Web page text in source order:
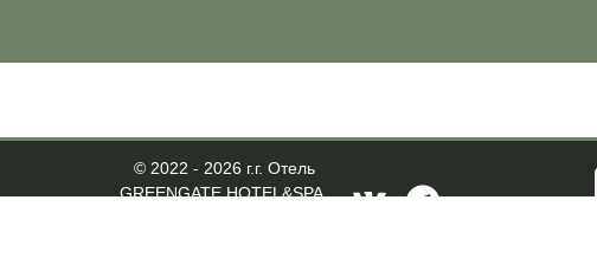
© 2022 - 2026 г.г. Отель
GREENGATE HOTEL&SPA,